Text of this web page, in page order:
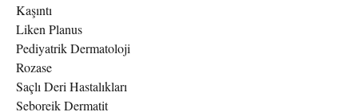
Kaşıntı
Liken Planus
Pediyatrik Dermatoloji
Rozase
Saçlı Deri Hastalıkları
Seboreik Dermatit